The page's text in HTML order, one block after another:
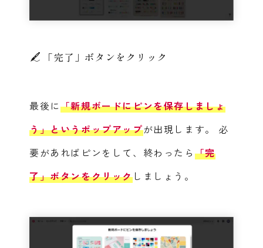
「完了」ボタンをクリック
最後に「新規ボードにピンを保存しましょ
う」というポップアップが出現します。
必
要があればピンをして、終わったら 「完
了」ボタンをクリックしましょう。